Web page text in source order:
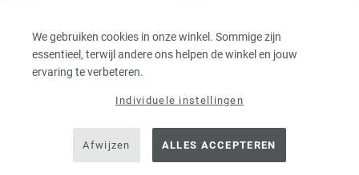
We gebruiken cookies in onze winkel. Sommige zijn
essentieel, terwijl andere ons helpen de winkel en jouw
ervaring te verbeteren.
Individuele instellingen
Afwijzen ALLES ACCEPTEREN
Designer Hout Signal
dikte 4,5/80cm
Designer Hout Signal
dikte 5,0/60cm